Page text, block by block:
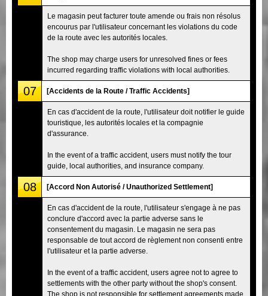
Le magasin peut facturer toute amende ou frais non résolus
encourus par l'utilisateur concernant les violations du code
de la route avec les autorités locales.
The shop may charge users for unresolved fines or fees
incurred regarding traffic violations with local authorities.
07 [Accidents de la Route / Traffic Accidents]
En cas d'accident de la route, l'utilisateur doit notifier le guide
touristique, les autorités locales et la compagnie
d'assurance.
In the event of a traffic accident, users must notify the tour
guide, local authorities, and insurance company.
08 [Accord Non Autorisé / Unauthorized Settlement]
En cas d'accident de la route, l'utilisateur s'engage à ne pas
conclure d'accord avec la partie adverse sans le
consentement du magasin. Le magasin ne sera pas
responsable de tout accord de règlement non consenti entre
l'utilisateur et la partie adverse.
In the event of a traffic accident, users agree not to agree to
settlements with the other party without the shop's consent.
The shop is not responsible for settlement agreements made